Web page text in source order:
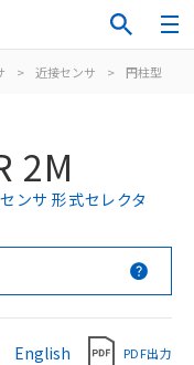
> 近接センサ > 円柱型
2M
ンサ 形式セレクタ
English PDF出力